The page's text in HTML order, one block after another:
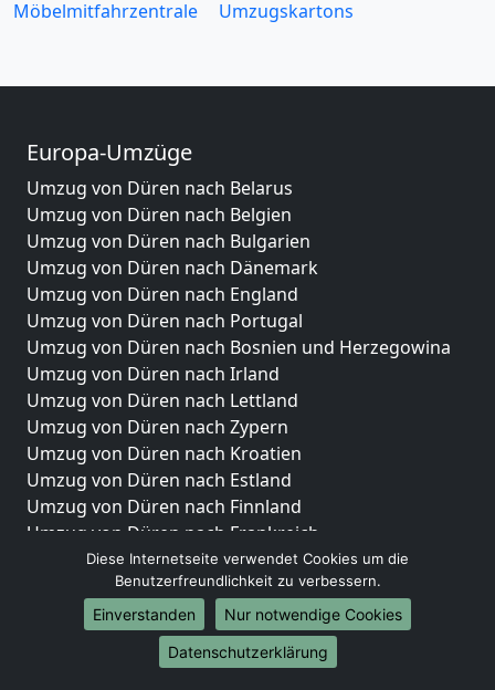
Möbelmitfahrzentrale
Umzugskartons
Europa-Umzüge
Umzug von Düren nach Belarus
Umzug von Düren nach Belgien
Umzug von Düren nach Bulgarien
Umzug von Düren nach Dänemark
Umzug von Düren nach England
Umzug von Düren nach Portugal
Umzug von Düren nach Bosnien und Herzegowina
Umzug von Düren nach Irland
Umzug von Düren nach Lettland
Umzug von Düren nach Zypern
Umzug von Düren nach Kroatien
Umzug von Düren nach Estland
Umzug von Düren nach Finnland
Umzug von Düren nach Frankreich
Umzug von Düren nach Griechenland
Umzug von Düren nach Italien
Umzug von Düren nach Liechtenstein
Umzug von Düren nach Luxemburg
Umzug von Düren nach Niederlande
Diese Internetseite verwendet Cookies um die
Benutzerfreundlichkeit zu verbessern.
Einverstanden
Nur notwendige Cookies
Datenschutzerklärung